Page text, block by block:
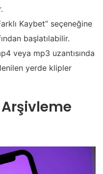
Kaybet” seçeneğine
başlatılabilir.
veya mp3 uzantısında
yerde klipler
Arşivleme